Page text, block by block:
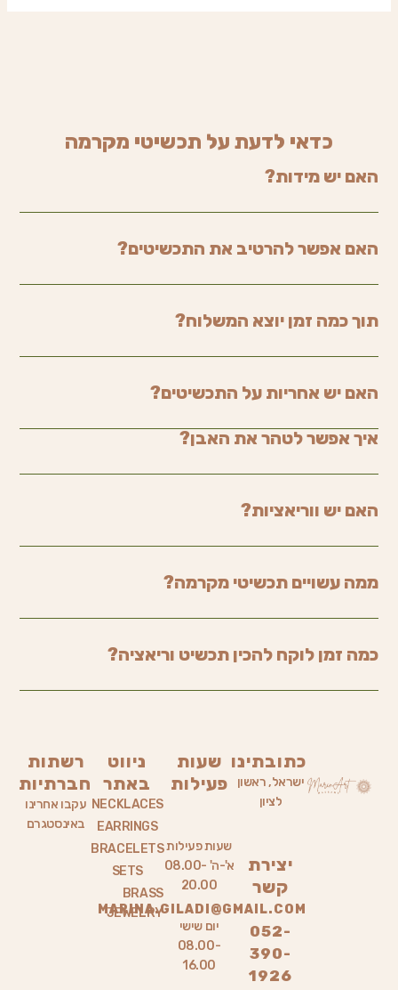
כדאי לדעת על תכשיטי מקרמה
האם יש מידות?
האם אפשר להרטיב את התכשיטים?
תוך כמה זמן יוצא המשלוח?
האם יש אחריות על התכשיטים?
איך אפשר לטהר את האבן?
האם יש ווריאציות?
ממה עשויים תכשיטי מקרמה?
כמה זמן לוקח להכין תכשיט וריאציה?
כתובתינו
ישראל, ראשון
לציון
יצירת
קשר
MARINA.GILADI@GMAIL.COM
052-
390-
1926
שעות
פעילות
שעות פעילות
א'-ה' 08.00-
20.00
יום שישי
08.00-
16.00
ניווט
באתר
NECKLACES
EARRINGS
BRACELETS
SETS
BRASS
JEWELRY
רשתות
חברתיות
עקבו אחרינו
באינסטגרם